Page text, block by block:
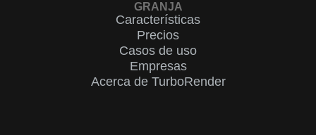
GRANJA
Características
Precios
Casos de uso
Empresas
Acerca de TurboRender